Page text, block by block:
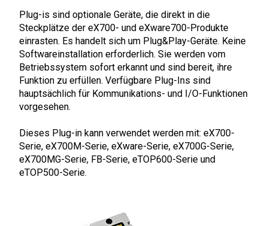
Plug-is sind optionale Geräte, die direkt in die
Steckplätze der eX700- und eXware700-Produkte
einrasten. Es handelt sich um Plug&Play-Geräte. Keine
Softwareinstallation erforderlich. Sie werden vom
Betriebssystem sofort erkannt und sind bereit, ihre
Funktion zu erfüllen. Verfügbare Plug-Ins sind
hauptsächlich für Kommunikations- und I/O-Funktionen
vorgesehen.
Dieses Plug-in kann verwendet werden mit: eX700-
Serie, eX700M-Serie, eXware-Serie, eX700G-Serie,
eX700MG-Serie, FB-Serie, eTOP600-Serie und
eTOP500-Serie.